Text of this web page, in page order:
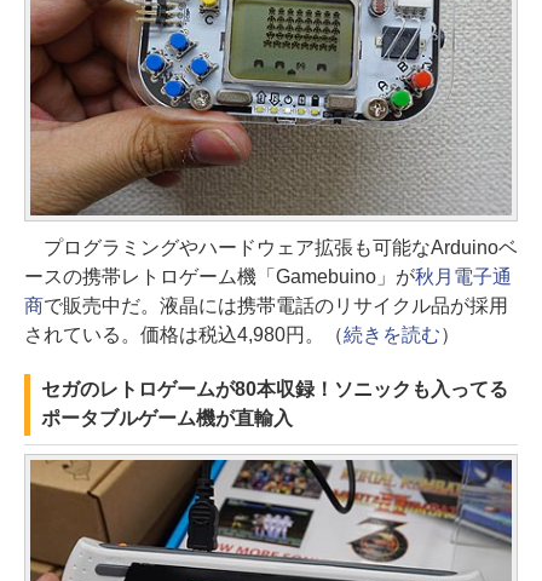
プログラミングやハードウェア拡張も可能なArduinoベ
ースの携帯レトロゲーム機「Gamebuino」が秋月電子通
商で販売中だ。液晶には携帯電話のリサイクル品が採用
されている。価格は税込4,980円。（続きを読む）
セガのレトロゲームが80本収録！ソニックも入ってる
ポータブルゲーム機が直輸入